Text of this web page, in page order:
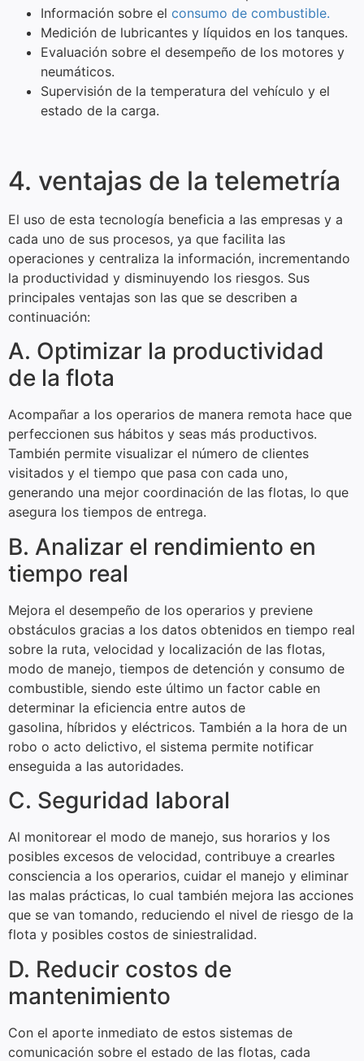
Información sobre el consumo de combustible.
Medición de lubricantes y líquidos en los tanques.
Evaluación sobre el desempeño de los motores y
neumáticos.
Supervisión de la temperatura del vehículo y el
estado de la carga.
4. ventajas de la telemetría
El uso de esta tecnología beneficia a las empresas y a
cada uno de sus procesos, ya que facilita las
operaciones y centraliza la información, incrementando
la productividad y disminuyendo los riesgos. Sus
principales ventajas son las que se describen a
continuación:
A. Optimizar la productividad
de la flota
Acompañar a los operarios de manera remota hace que
perfeccionen sus hábitos y seas más productivos.
También permite visualizar el número de clientes
visitados y el tiempo que pasa con cada uno,
generando una mejor coordinación de las flotas, lo que
asegura los tiempos de entrega.
B. Analizar el rendimiento en
tiempo real
Mejora el desempeño de los operarios y previene
obstáculos gracias a los datos obtenidos en tiempo real
sobre la ruta, velocidad y localización de las flotas,
modo de manejo, tiempos de detención y consumo de
combustible, siendo este último un factor cable en
determinar la eficiencia entre autos de
gasolina, híbridos y eléctricos. También a la hora de un
robo o acto delictivo, el sistema permite notificar
enseguida a las autoridades.
C. Seguridad laboral
Al monitorear el modo de manejo, sus horarios y los
posibles excesos de velocidad, contribuye a crearles
consciencia a los operarios, cuidar el manejo y eliminar
las malas prácticas, lo cual también mejora las acciones
que se van tomando, reduciendo el nivel de riesgo de la
flota y posibles costos de siniestralidad.
D. Reducir costos de
mantenimiento
Con el aporte inmediato de estos sistemas de
comunicación sobre el estado de las flotas, cada